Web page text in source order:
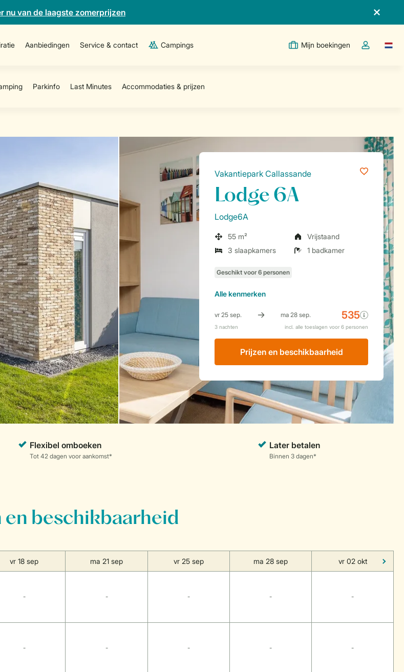
nu van de laagste zomerprijzen
Aanbiedingen Service & contact Campings Mijn boekingen
Open deTaal
Vakantiepark Callassande
Lodge 6A
Lodge6A
55 m²
Vrijstaand
3 slaapkamers
1 badkamer
Allekenmerken
Prijzen en beschikbaarheid
en beschikbaarheid
vr 18 sep ma 21 sep vr 25 sep ma 28 sep vr 02 okt
- - - - -
- - - - -